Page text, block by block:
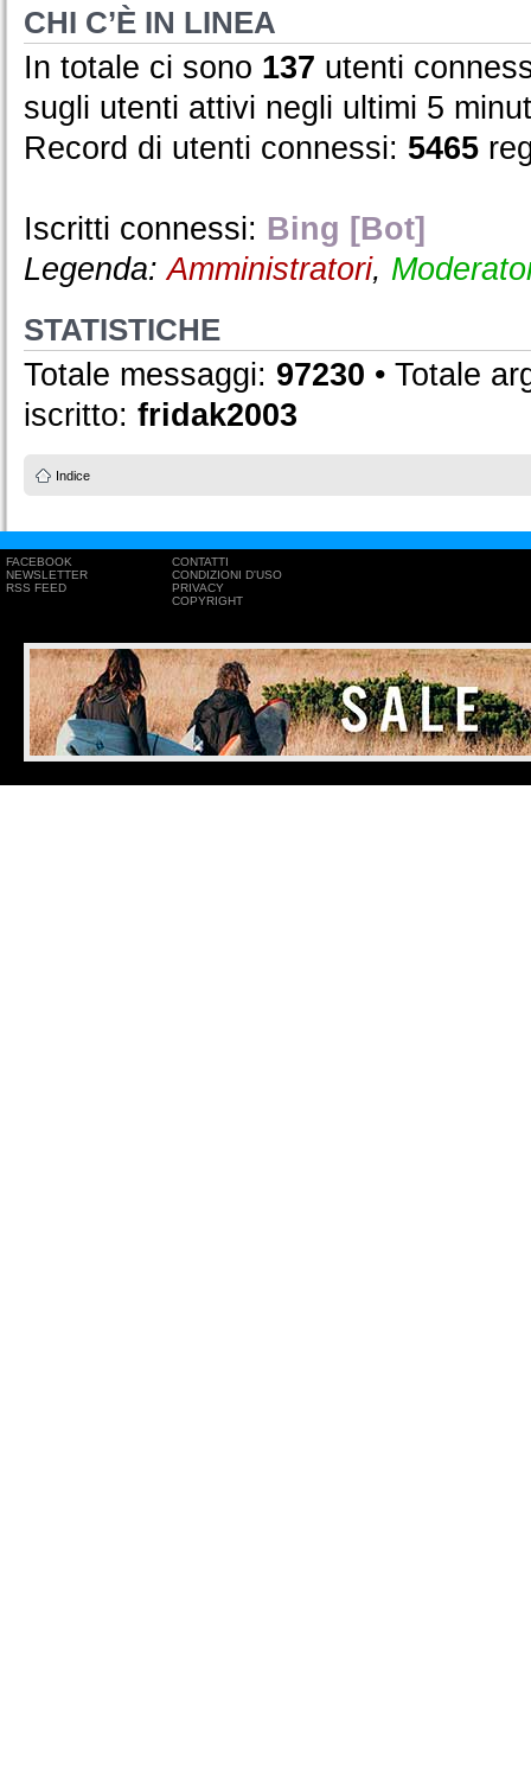
CHI C’È IN LINEA
In totale ci sono 137 utenti
sugli utenti attivi negli ultimi 5
Record di utenti connessi: 5465
Iscritti connessi: Bing [Bot]
Legenda:Amministratori,
STATISTICHE
Totale messaggi: 97230 • Totale
iscritto: fridak2003
Indice
FACEBOOK
NEWSLETTER
RSS FEED
CONTATTI
CONDIZIONI D'USO
PRIVACY
COPYRIGHT